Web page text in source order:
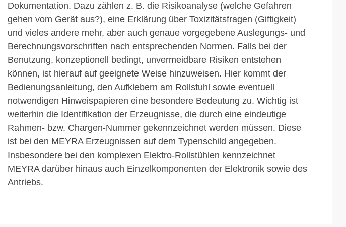
Dokumentation. Dazu zählen z. B. die Risikoanalyse (welche Gefahren
gehen vom Gerät aus?), eine Erklärung über Toxizitätsfragen (Giftigkeit)
und vieles andere mehr, aber auch genaue vorgegebene Auslegungs- und
Berechnungsvorschriften nach entsprechenden Normen. Falls bei der
Benutzung, konzeptionell bedingt, unvermeidbare Risiken entstehen
können, ist hierauf auf geeignete Weise hinzuweisen. Hier kommt der
Bedienungsanleitung, den Aufklebern am Rollstuhl sowie eventuell
notwendigen Hinweispapieren eine besondere Bedeutung zu. Wichtig ist
weiterhin die Identifikation der Erzeugnisse, die durch eine eindeutige
Rahmen- bzw. Chargen-Nummer gekennzeichnet werden müssen. Diese
ist bei den MEYRA Erzeugnissen auf dem Typenschild angegeben.
Insbesondere bei den komplexen Elektro-Rollstühlen kennzeichnet
MEYRA darüber hinaus auch Einzelkomponenten der Elektronik sowie des
Antriebs.